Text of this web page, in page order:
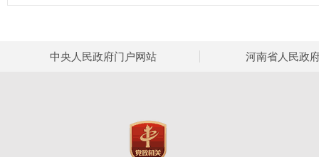
中央人民政府门户网站 河南省人民政